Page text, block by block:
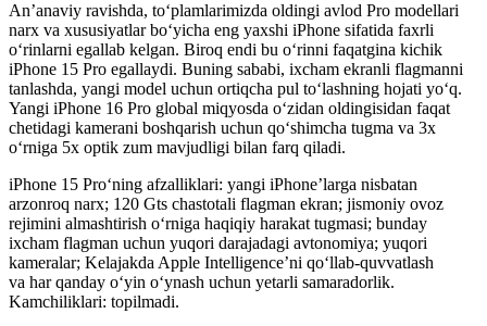
An’anaviy ravishda, toʻplamlarimizda oldingi avlod Pro modellari
narx va xususiyatlar bo‘yicha eng yaxshi iPhone sifatida faxrli
o‘rinlarni egallab kelgan. Biroq endi bu o‘rinni faqatgina kichik
iPhone 15 Pro egallaydi. Buning sababi, ixcham ekranli flagmanni
tanlashda, yangi model uchun ortiqcha pul to‘lashning hojati yo‘q.
Yangi iPhone 16 Pro global miqyosda o‘zidan oldingisidan faqat
chetidagi kamerani boshqarish uchun qo‘shimcha tugma va 3x
o‘rniga 5x optik zum mavjudligi bilan farq qiladi.
iPhone 15 Proʻning afzalliklari: yangi iPhone’larga nisbatan
arzonroq narx; 120 Gts chastotali flagman ekran; jismoniy ovoz
rejimini almashtirish oʻrniga haqiqiy harakat tugmasi; bunday
ixcham flagman uchun yuqori darajadagi avtonomiya; yuqori
kameralar; Kelajakda Apple Intelligence’ni qoʻllab-quvvatlash
va har qanday oʻyin oʻynash uchun yetarli samaradorlik.
Kamchiliklari: topilmadi.